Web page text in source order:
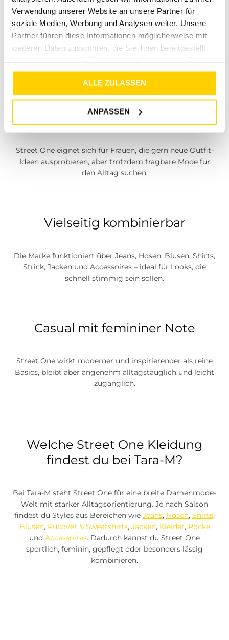
Verwendung unserer Website an unsere Partner für
soziale Medien, Werbung und Analysen weiter. Unsere
Partner führen diese Informationen möglicherweise mit
weiteren Daten zusammen, die Sie ihnen bereitgestellt
gesammelt haben.
ALLE ZULASSEN
ANPASSEN
moderne Alltagslooks mit. Die Styles eignen sich für
Freizeit, Stadt, Büro-Casual, Reise, Wochenende und
entspannte Anlässe. Besonders stark ist Street One,
wenn du komplette Outfits aufbauen möchtest, die
Moderne Lieblingslooks
Street One eignet sich für Frauen, die gern neue Outfit-
Ideen ausprobieren, aber trotzdem tragbare Mode für
den Alltag suchen.
Vielseitig kombinierbar
Die Marke funktioniert über Jeans, Hosen, Blusen, Shirts,
Strick, Jacken und Accessoires – ideal für Looks, die
schnell stimmig sein sollen.
Casual mit femininer Note
Street One wirkt moderner und inspirierender als reine
Basics, bleibt aber angenehm alltagstauglich und leicht
zugänglich.
Welche Street One Kleidung
findest du bei Tara-M?
Bei Tara-M steht Street One für eine breite Damenmode-
Welt mit starker Alltagsorientierung. Je nach Saison
findest du Styles aus Bereichen wie Jeans, Hosen, Shirts,
Blusen, Pullover & Sweatshirts, Jacken, Kleider, Röcke
und Accessoires. Dadurch kannst du Street One
sportlich, feminin, gepflegt oder besonders lässig
kombinieren.